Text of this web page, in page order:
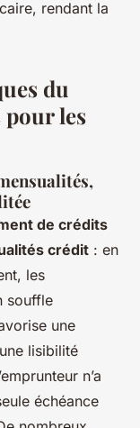
rendant la
du
les
de crédits
crédit : en
les
souffle
une
lisibilité
n’a
échéance